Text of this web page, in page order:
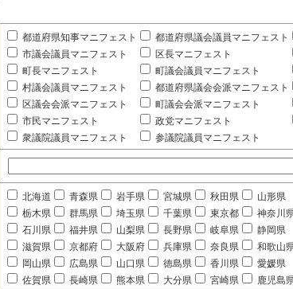
都道府県知事マニフェスト 都道府県議会議員マニフェスト
市議会議員マニフェスト
区長マニフェスト
町長マニフェスト
町議会議員マニフェスト
村議会議員マニフェスト
都道府県議会会派マニフェスト
区議会会派マニフェスト
町議会会派マニフェスト
市民マニフェスト
政党マニフェスト
衆議院議員マニフェスト
参議院議員マニフェスト
北海道 青森県 岩手県 宮城県 秋田県 山形県
栃木県
群馬県 埼玉県 千葉県 東京都 神奈川
石川県
福井県 山梨県 長野県 岐阜県 静岡県
滋賀県
京都府 大阪府 兵庫県 奈良県 和歌山
岡山県
広島県 山口県 徳島県 香川県 愛媛県
佐賀県
長崎県 熊本県 大分県 宮崎県 鹿児島